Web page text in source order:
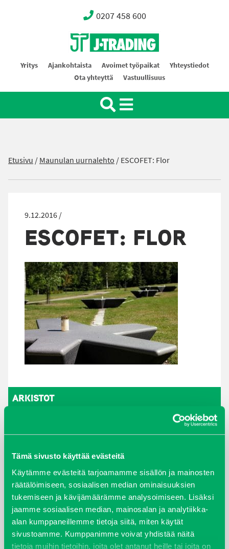
Tämä sivusto käyttää evästeitä
Käytämme evästeitä tarjoamamme sisällön ja mainosten
räätälöimiseen, sosiaalisen median ominaisuuksien
tukemiseen ja kävijämäärämme analysoimiseen. Lisäksi
jaamme sosiaalisen median, mainosalan ja analytiikka-
alan kumppaneillemme tietoja siitä, miten käytät
sivustoamme. Kumppanimme voivat yhdistää näitä
tietoja muihin tietoihin, joita olet antanut heille tai joita on
0207 458 600
Oy J-Trading Ab
Yritys Ajankohtaista Avoimet työpaikat
Yhteystiedot
Ota yhteyttä
Vastuullisuus
Etusivu /Maunulan uurnalehto /ESCOFET: Flor
9.12.2016 /
ESCOFET: FLOR
ARKISTOT
syyskuu 2023
joulukuu 2022
huhtikuu 2022